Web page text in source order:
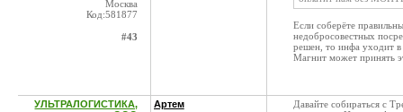
Москва
Код:581877
#43
Если соберёте
недобросовестных
решен, то инфа
Магнит может принять
УЛЬТРАЛОГИСТИКА,
Артем
Давайте собираться с